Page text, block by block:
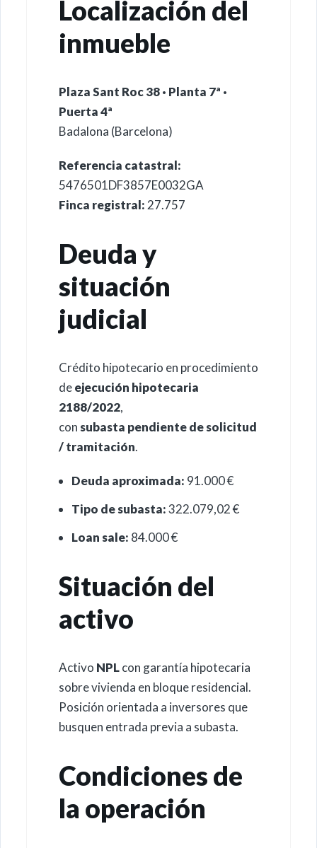
Localización del
inmueble
Plaza Sant Roc 38 · Planta 7ª ·
Puerta 4ª
Badalona (Barcelona)
Referencia catastral:
5476501DF3857E0032GA
Finca registral: 27.757
Deuda y
situación
judicial
Crédito hipotecario en procedimiento
deejecución hipotecaria
2188/2022,
con subasta pendiente de solicitud
/ tramitación.
Deuda aproximada: 91.000 €
Tipo de subasta:322.079,02 €
Loan sale: 84.000 €
Situación del
activo
Activo NPLcon garantía hipotecaria
sobre vivienda en bloque residencial.
Posición orientada a inversores que
busquen entrada previa a subasta.
Condiciones de
la operación